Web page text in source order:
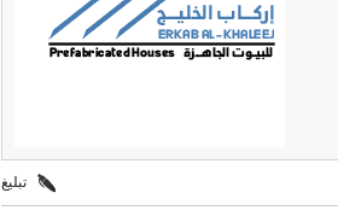
تبليغ